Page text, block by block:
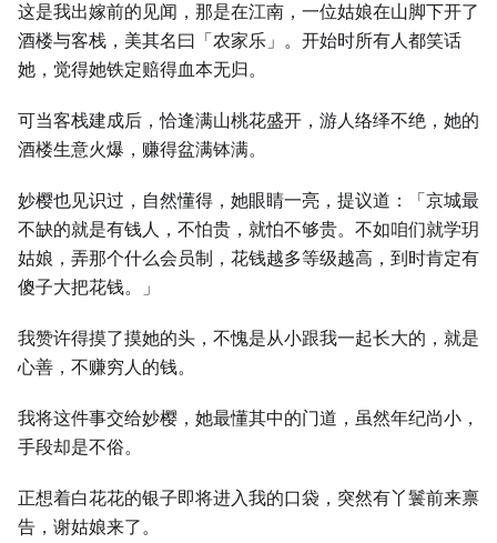
这是我出嫁前的见闻，那是在江南，一位姑娘在山脚下开了
酒楼与客栈，美其名曰「农家乐」。开始时所有人都笑话
她，觉得她铁定赔得血本无归。
可当客栈建成后，恰逢满山桃花盛开，游人络绎不绝，她的
酒楼生意火爆，赚得盆满钵满。
妙樱也见识过，自然懂得，她眼睛一亮，提议道：「京城最
不缺的就是有钱人，不怕贵，就怕不够贵。不如咱们就学玥
姑娘，弄那个什么会员制，花钱越多等级越高，到时肯定有
傻子大把花钱。」
我赞许得摸了摸她的头，不愧是从小跟我一起长大的，就是
心善，不赚穷人的钱。
我将这件事交给妙樱，她最懂其中的门道，虽然年纪尚小，
手段却是不俗。
正想着白花花的银子即将进入我的口袋，突然有丫鬟前来禀
告，谢姑娘来了。